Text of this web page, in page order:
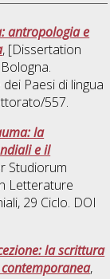
antropologia e
, [Dissertation
Paesi di lingua
557.
la
e il
Studiorum
Letterature
, 29 Ciclo. DOI
la scrittura
,